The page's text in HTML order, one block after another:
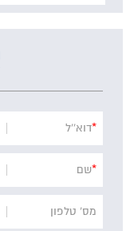
*דוא''ל
*שם
מס' טלפון